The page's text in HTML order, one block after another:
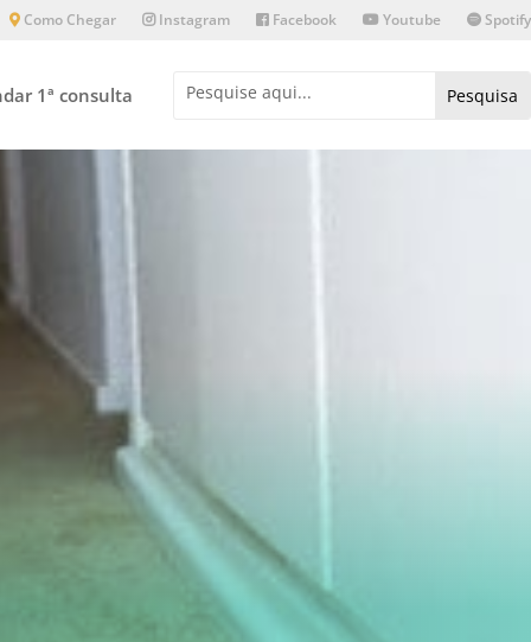
Como Chegar Instagram Facebook Youtube Spotify
1ª consulta